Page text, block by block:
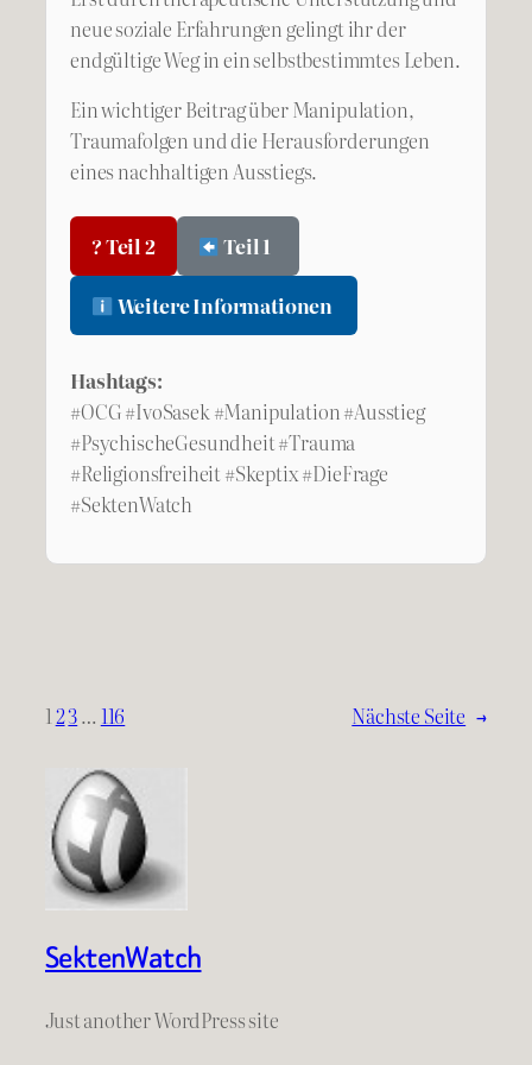
neue soziale Erfahrungen gelingt ihr der
endgültige Weg in ein selbstbestimmtes Leben.
Ein wichtiger Beitrag über Manipulation,
Traumafolgen und die Herausforderungen
eines nachhaltigen Ausstiegs.
? Teil 2 Teil 1
Weitere Informationen
Hashtags:
#OCG #IvoSasek #Manipulation #Ausstieg
#PsychischeGesundheit #Trauma
#Religionsfreiheit #Skeptix #DieFrage
#SektenWatch
1 23… 116 Nächste Seite →
SektenWatch
Just another WordPress site